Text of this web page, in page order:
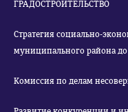
ГРАДОСТРОИТЕЛЬСТВО
Стратегия социально-
муниципального района до
Комиссия по делам